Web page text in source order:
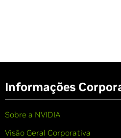
Informações
Sobre a NVIDIA
Visão Geral Corporativa